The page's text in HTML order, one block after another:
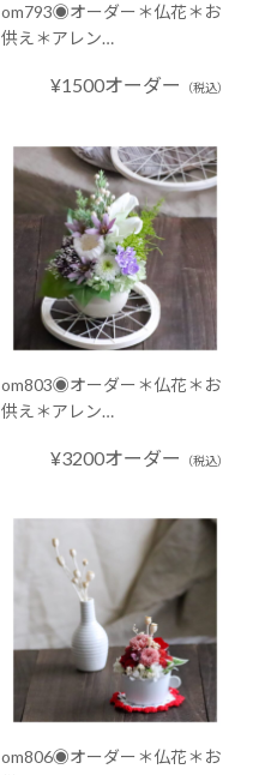
om793◉オーダー＊仏花＊お
供え＊アレン…
¥1500オーダー （税込）
om803◉オーダー＊仏花＊お
供え＊アレン…
¥3200オーダー （税込）
om806◉オーダー＊仏花＊お